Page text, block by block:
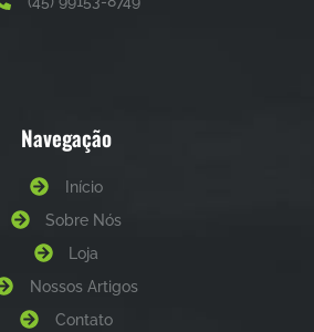
Navegação
Início
Sobre Nós
Loja
Nossos Artigos
Contato